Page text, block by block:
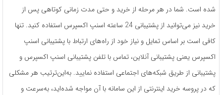
شده است. شما در هر مرحله از خرید و حتی مدت زمانی کوتاهی پس از
خرید نیز می‌توانید از پشتیبانی 24 ساعته اسنپ اکسپرس استفاده کنید. تنها
کافی است بر اساس تمایل و نیاز خود از راه‌های ارتباط با پشتیبانی اسنپ
اکسپرس یعنی پشتیبانی آنلاین، تماس با تلفن پشتیبانی اسنپ اکسپرس و
پشتیبانی از طریق شبکه‌های اجتماعی استفاده نمایید. به‌این‌ترتیب هر مشکلی
که در پروسه خرید اینترنتی از این سامانه با آن مواجه شده‌اید، به‌سرعت و